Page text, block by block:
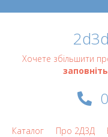
Хочете збільшити
Каталог Про 2Д3Д